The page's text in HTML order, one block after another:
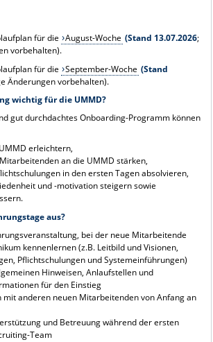
für die
August-Woche (Stand 13.07.2026;
vorbehalten).
für die
September-Woche (Stand
Änderungen vorbehalten).
wichtig für die UMMD?
gut durchdachtes Onboarding-Programm können
erleichtern,
an die UMMD stärken,
in den ersten Tagen absolvieren,
und -motivation steigern sowie
aus?
bei der neue Mitarbeitende
kennenlernen (z.B. Leitbild und Visionen,
Pflichtschulungen und Systemeinführungen)
Hinweisen, Anlaufstellen und
für den Einstieg
mit anderen neuen Mitarbeitenden von Anfang an
und Betreuung während der ersten
Team